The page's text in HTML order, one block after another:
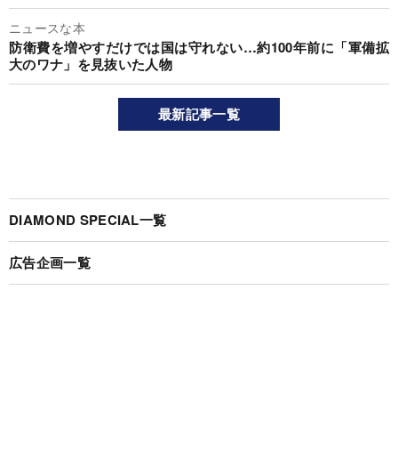
ニュースな本
防衛費を増やすだけでは国は守れない…約100年前に「軍備拡
大のワナ」を見抜いた人物
最新記事一覧
DIAMOND SPECIAL一覧
広告企画一覧